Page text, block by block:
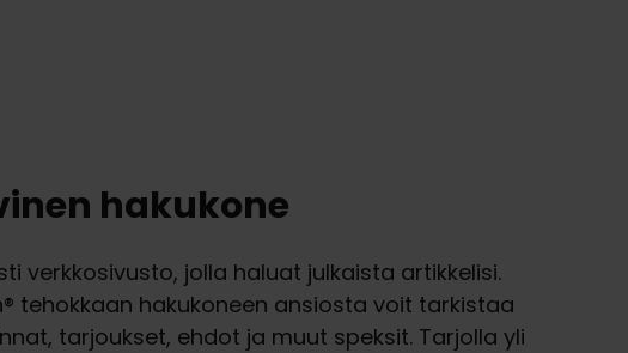
hakukone
verkkosivusto, jolla haluat julkaista artikkelisi.
tehokkaan hakukoneen ansiosta voit tarkistaa
tarjoukset, ehdot ja muut speksit. Tarjolla yli